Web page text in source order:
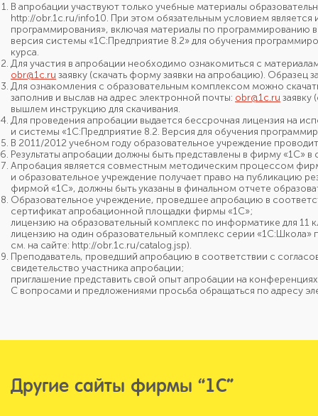
В апробации участвуют только учебные материалы
http://obr.1c.ru/info10. При этом обязательным условием
программирования», включая материалы по программированию
версия системы «1С:Предприятие 8.2» для обучения
курса.
Для участия в апробации необходимо ознакомиться с
obr@1c.ru заявку (скачать форму заявки на апробацию). Образец
Для ознакомления с образовательным комплексом можно
заполнив и выслав на адрес электронной почты: obr@1c.ru заявку
вышлем инструкцию для скачивания.
Для проведения апробации выдается бессрочная лицензия на
и системы «1С:Предприятие 8.2. Версия для обучения
В 2011/2012 учебном году образовательное учреждение
Результаты апробации должны быть представлены в фирму «1С» в
Апробация является совместным методическим процессом
и образовательное учреждение получает право на публикацию
фирмой «1С», должны быть указаны в финальном отчете
Образовательное учреждение, проведшее апробацию в
сертификат апробационной площадки фирмы «1С»;
лицензию на образовательный комплекс по информатике для 11
лицензию на один образовательный комплекс серии «1С:Школа»
см. на сайте: http://obr.1c.ru/catalog.jsp).
Преподаватель, проведший апробацию в соответствии с
свидетельство участника апробации;
приглашение представить свой опыт апробации на конференциях
С вопросами и предложениями просьба обращаться по адресу
Другие сайты фирмы “1С”